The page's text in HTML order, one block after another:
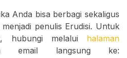
Anda bisa berbagi sekaligus
penulis Erudisi. Untuk
hubungi melalui halaman
langsung ke: